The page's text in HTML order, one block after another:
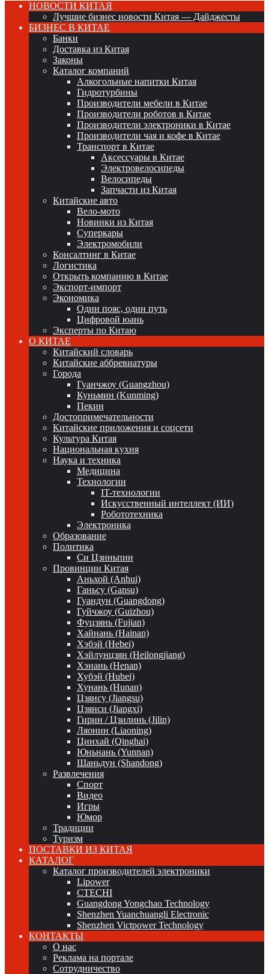
НОВОСТИ КИТАЯ
Лучшие бизнес новости Китая — Дайджесты
БИЗНЕС В КИТАЕ
Банки
Доставка из Китая
Законы
Каталог компаний
Алкогольные напитки Китая
Гидротурбины
Производители мебели в Китае
Производители роботов в Китае
Производители электроники в Китае
Производители чая и кофе в Китае
Транспорт в Китае
Аксессуары в Китае
Электровелосипеды
Велосипеды
Запчасти из Китая
Китайские авто
Вело-мото
Новинки из Китая
Суперкары
Электромобили
Консалтинг в Китае
Логистика
Открыть компанию в Китае
Экспорт-импорт
Экономика
Один пояс, один путь
Цифровой юань
Эксперты по Китаю
О КИТАЕ
Китайский словарь
Китайские аббревиатуры
Города
Гуанчжоу (Guangzhou)
Куньмин (Kunming)
Пекин
Достопримечательности
Китайские приложения и соцсети
Культура Китая
Национальная кухня
Наука и техника
Медицина
Технологии
IT-технологии
Искусственный интеллект (ИИ)
Робототехника
Электроника
Образование
Политика
Си Цзиньпин
Провинции Китая
Аньхой (Anhui)
Ганьсу (Gansu)
Гуандун (Guangdong)
Гуйчжоу (Guizhou)
Фуцзянь (Fujian)
Хайнань (Hainan)
Хэбэй (Hebei)
Хэйлунцзян (Heilongjiang)
Хэнань (Henan)
Хубэй (Hubei)
Хунань (Hunan)
Цзянсу (Jiangsu)
Цзянси (Jiangxi)
Гирин / Цзилинь (Jilin)
Ляонин (Liaoning)
Цинхай (Qinghai)
Юньнань (Yunnan)
Шаньдун (Shandong)
Развлечения
Спорт
Видео
Игры
Юмор
Традиции
Туризм
ПОСТАВКИ ИЗ КИТАЯ
КАТАЛОГ
Каталог производителей электроники
Lipower
CTECHI
Guangdong Yongchao Technology
Shenzhen Yuanchuangli Electronic
Shenzhen Victpower Technology
КОНТАКТЫ
О нас
Реклама на портале
Сотрудничество